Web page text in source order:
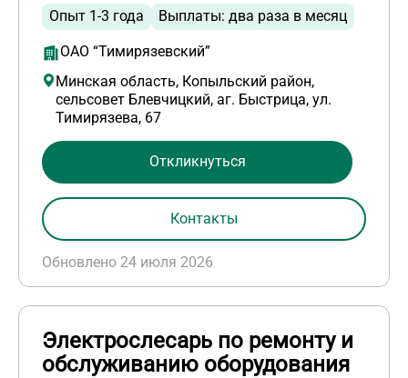
Опыт 1-3 года Выплаты: два раза в месяц
ОАО “Тимирязевский”
Минская область, Копыльский район,
сельсовет Блевчицкий, аг. Быстрица, ул.
Тимирязева, 67
Обновлено 24 июля 2026
Откликнуться
Контакты
Электрослесарь по ремонту и
обслуживанию оборудования